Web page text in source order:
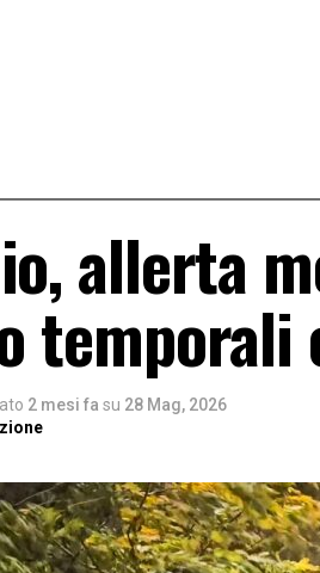
allerta
temporali
2 mesi fa su 28 Mag, 2026